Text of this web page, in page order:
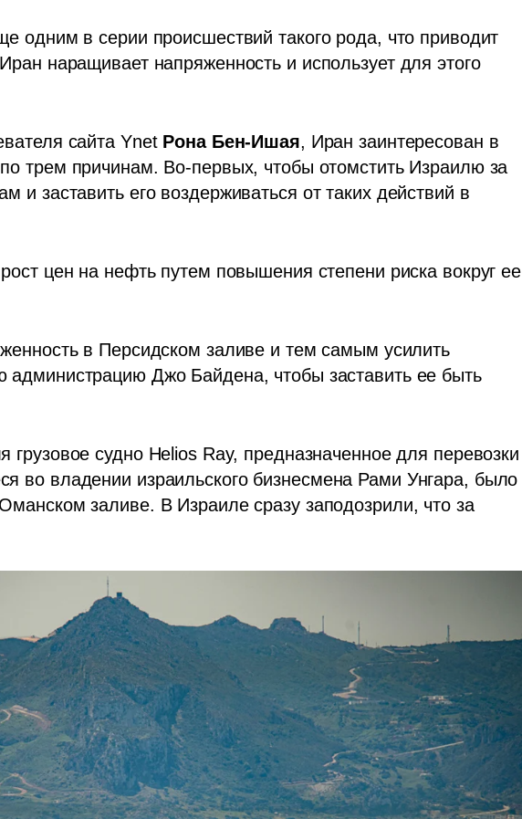
одним в серии происшествий такого рода, что приводит
наращивает напряженность и использует для этого
сайта Ynet Рона Бен-Ишая, Иран заинтересован в
трем причинам. Во-первых, чтобы отомстить Израилю за
и заставить его воздерживаться от таких действий в
цен на нефть путем повышения степени риска вокруг ее
в Персидском заливе и тем самым усилить
администрацию Джо Байдена, чтобы заставить ее быть
судно Helios Ray, предназначенное для перевозки
заливе. В Израиле сразу заподозрили, что за